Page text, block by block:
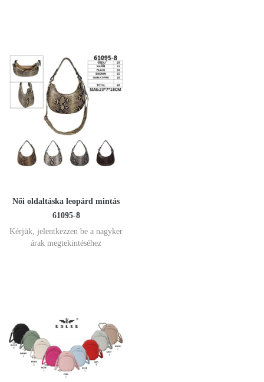
Női oldaltáska leopárd mintás
61095-8
Kérjük, jelentkezzen be a nagyker
árak megtekintéséhez